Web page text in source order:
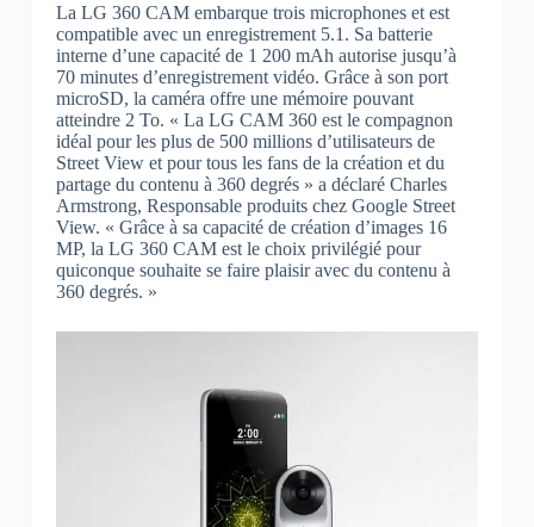
La LG 360 CAM embarque trois microphones et est
compatible avec un enregistrement 5.1. Sa batterie
interne d’une capacité de 1 200 mAh autorise jusqu’à
70 minutes d’enregistrement vidéo. Grâce à son port
microSD, la caméra offre une mémoire pouvant
atteindre 2 To. « La LG CAM 360 est le compagnon
idéal pour les plus de 500 millions d’utilisateurs de
Street View et pour tous les fans de la création et du
partage du contenu à 360 degrés » a déclaré Charles
Armstrong, Responsable produits chez Google Street
View. « Grâce à sa capacité de création d’images 16
MP, la LG 360 CAM est le choix privilégié pour
quiconque souhaite se faire plaisir avec du contenu à
360 degrés. »